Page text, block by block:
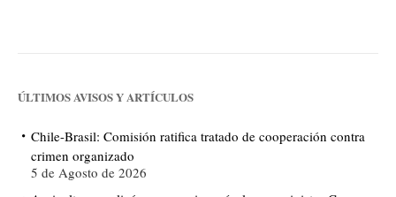
ÚLTIMOS AVISOS Y ARTÍCULOS
Chile-Brasil: Comisión ratifica tratado de cooperación contra
crimen organizado
5 de Agosto de 2026